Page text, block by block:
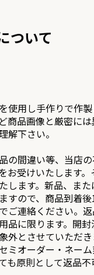
ついて
使用し手作りで作
商品画像と厳密に
解下さい。
の間違い等、当店
お受けいたします
します。新品、ま
すので、商品到着
ご連絡ください。
品に限ります。開
外とさせていただ
ミオーダー・ネー
も原則として返品不